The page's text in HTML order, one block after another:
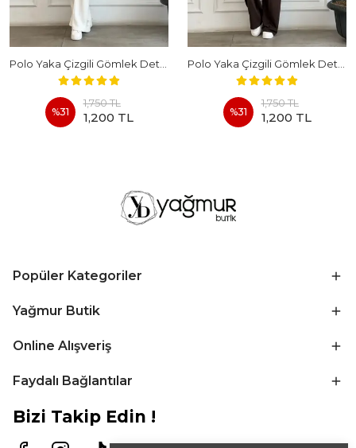
%31
1,750 TL
1,200 TL %31
1,750 TL
1,200 TL
Popüler Kategoriler
Yağmur Butik
Online Alışveriş
Faydalı Bağlantılar
Bizi Takip Edin !